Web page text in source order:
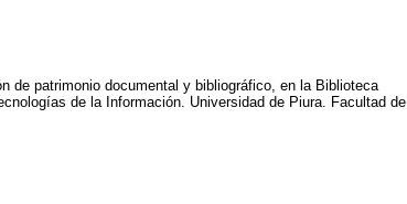
de patrimonio documental y bibliográfico, en la Biblioteca
de la Información. Universidad de Piura. Facultad de